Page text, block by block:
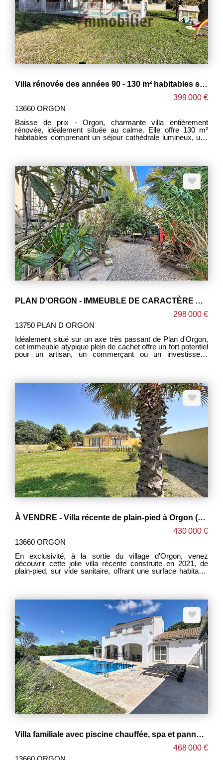
de se constituer un patrimoine immobilier de qualité à des
conditions avantageuses. Conditions financières : Valeur
vénale : 360 000 € Rente mensuelle : 545 € Une opportunité
rare pour les investisseurs souhaitant préparer l'avenir
avec un bien de caractère, situé dans un secteur
recherché. Les informations sur les risques auxquels ce
bien est exposé sont disponibles sur le site :
https://www.georisques.gouv.fr
Villa rénovée des années 90 - 130 m² habitables sur jardin de 1115 m².
399 000 €
13660 ORGON
Baisse de prix - Orgon, charmante villa entièrement
rénovée, idéalement située au calme. Elle offre 130 m²
habitables comprenant un séjour cathédrale lumineux, une
arboré avec piscine sécurisée et poolhouse, terrasse
couverte et abri auto. Parcelle soignée et intime, portail
automatique. Équipements pratiques : eau de ville, tout à
l'égout, chauffage assuré par climatiseurs réversibles.
Maison soignée, accueillante et prête à vivre, parfait pour
une famille recherchant confort et tranquillité. Piscine
sécurisée et poolhouse pour profiter pleinement des beaux
jours. Pour plus d'informations ou organiser une visite,
n'hésitez pas à nous contacter. Annonce rédigée par
Gérard VIDAL inscrit au RSAC sous le numéro
79343752600049.
PLAN D'ORGON - IMMEUBLE DE CARACTÈRE AVEC LOCAL COMMERCIAL, APPARTEMENT ET COUR
298 000 €
13750 PLAN D ORGON
Idéalement situé sur un axe très passant de Plan d'Orgon,
cet immeuble atypique plein de cachet offre un fort potentiel
pour un artisan, un commerçant ou un investisseur.
électriques permettent une utilisation distincte des espaces.
Aucun travaux impérieux n'est à prévoir, le bien est
immédiatement exploitable tout en laissant de nombreuses
possibilités d'aménagement selon vos projets. Son
caractère authentique, ses volumes et sa configuration en
font un bien rare sur le secteur. Ce bien conviendra
parfaitement à un artisan souhaitant allier activité
professionnelle et habitation, à un investisseur recherchant
un rendement locatif ou encore à une activité commerciale
avec logement sur place. Emplacement stratégique avec
fort passage et excellente visibilité. À découvrir rapidement
! Les informations sur les risques auxquels ce bien est
exposé sont disponibles sur le site
https://www.georisques.gouv.fr
À VENDRE - Villa récente de plain-pied à Orgon (13660)
430 000 €
13660 ORGON
En exclusivité, à la sortie du village d'Orgon, venez
découvrir cette jolie villa récente construite en 2021, de
plain-pied, sur vide sanitaire, offrant une surface habitable
intégrés, de deux salles d'eau avec toilettes, ainsi que d'un
WC indépendant avec lave-mains. Une buanderie complète
l'ensemble. Implantée sur un terrain clos de 2 937 m²,
piscinable, cette propriété bénéficie d'une exposition plein
sud et d'un environnement agréable. Assainissement par
fosse septique aux normes. Confort assuré avec double
vitrage, volets roulants électriques, eau de ville et chauffage
par climatisation réversible (norme RT 2012). À noter : une
nuisance sonore peut être perçue en raison de la proximité
de la départementale 26, principalement fréquentée en
journée (circulation plus faible en soirée et le week-end).
N'hésitez pas à nous contacter pour organiser une visite et
découvrir tout le potentiel de ce bien. Annonce rédigée par
Gérard VIDAL, inscrit au RSAC de Tarascon sous le
numéro 79343752600049
Villa familiale avec piscine chauffée, spa et panneaux solaires dans un secteur recherché.
468 000 €